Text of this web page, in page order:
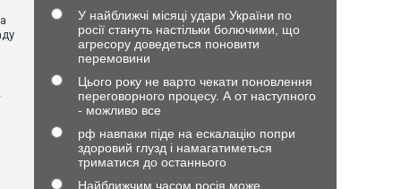
У найближчі місяці удари України по
росії стануть настільки болючими, що
агресору доведеться поновити
перемовини
Цього року не варто чекати поновлення
переговорного процесу. А от наступного
- можливо все
рф навпаки піде на ескалацію попри
здоровий глузд і намагатиметься
триматися до останнього
Найближчим часом росія може